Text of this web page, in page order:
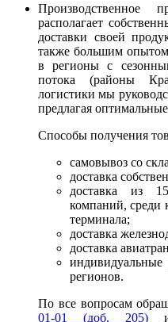
Производственное
располагает
доставки своей
также большим опытом
в регионы с
потока (районы
логистики мы
предлагая
Способы получения
самовывоз со
доставка
доставка из
компаний,
терминала;
доставка
доставка
регионов.
По все вопросам
01-01 (доб. 205)